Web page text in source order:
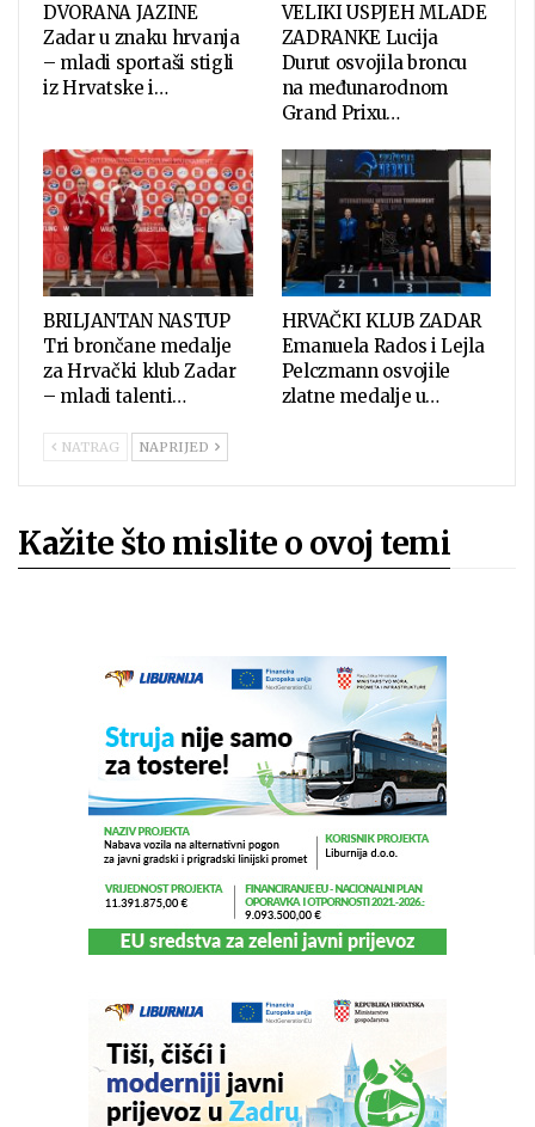
DVORANA JAZINE
Zadar u znaku hrvanja
– mladi sportaši stigli
iz Hrvatske i…
VELIKI USPJEH MLADE
ZADRANKE Lucija
Durut osvojila broncu
na međunarodnom
Grand Prixu…
BRILJANTAN NASTUP
Tri brončane medalje
za Hrvački klub Zadar
– mladi talenti…
HRVAČKI KLUB ZADAR
Emanuela Rados i Lejla
Pelczmann osvojile
zlatne medalje u…
NATRAG NAPRIJED
Kažite što mislite o ovoj temi